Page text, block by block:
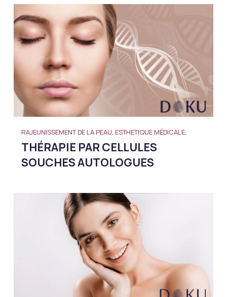
RAJEUNISSEMENT DE LA PEAU, ESTHETIQUE MÉDICALE,
THÉRAPIE PAR CELLULES
SOUCHES AUTOLOGUES